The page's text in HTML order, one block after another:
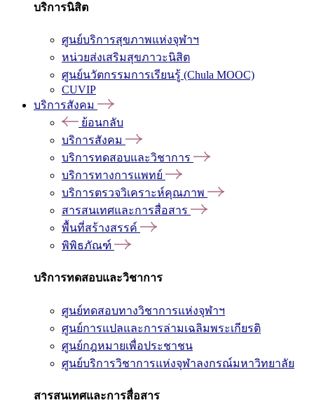
บริการนิสิต
ศูนย์บริการสุขภาพแห่งจุฬาฯ
หน่วยส่งเสริมสุขภาวะนิสิต
ศูนย์นวัตกรรมการเรียนรู้ (Chula MOOC)
CUVIP
บริการสังคม
ย้อนกลับ
บริการสังคม
บริการทดสอบและวิชาการ
บริการทางการแพทย์
บริการตรวจวิเคราะห์คุณภาพ
สารสนเทศและการสื่อสาร
พื้นที่สร้างสรรค์
พิพิธภัณฑ์
บริการทดสอบและวิชาการ
ศูนย์ทดสอบทางวิชาการแห่งจุฬาฯ
ศูนย์การแปลและการล่ามเฉลิมพระเกียรติ
ศูนย์กฎหมายเพื่อประชาชน
ศูนย์บริการวิชาการแห่งจุฬาลงกรณ์มหาวิทยาลัย
สารสนเทศและการสื่อสาร